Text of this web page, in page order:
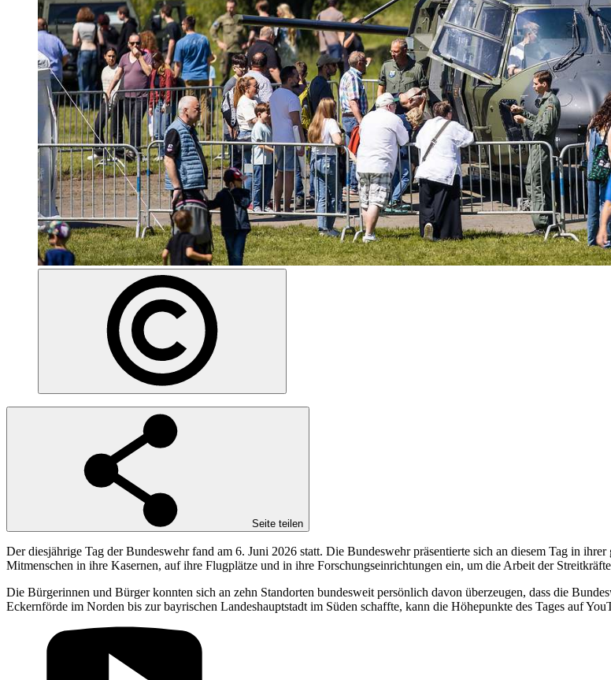
Seite teilen
Der diesjährige Tag der Bundeswehr fand am 6. Juni 2026 statt. Die Bundeswehr präsentierte sich an diesem Tag in
Mitmenschen in ihre Kasernen, auf ihre Flugplätze und in ihre Forschungseinrichtungen ein, um die Arbeit der
Die Bürgerinnen und Bürger konnten sich an zehn Standorten bundesweit persönlich davon überzeugen, dass die
Eckernförde im Norden bis zur bayrischen Landeshauptstadt im Süden schaffte, kann die Höhepunkte des Tages auf